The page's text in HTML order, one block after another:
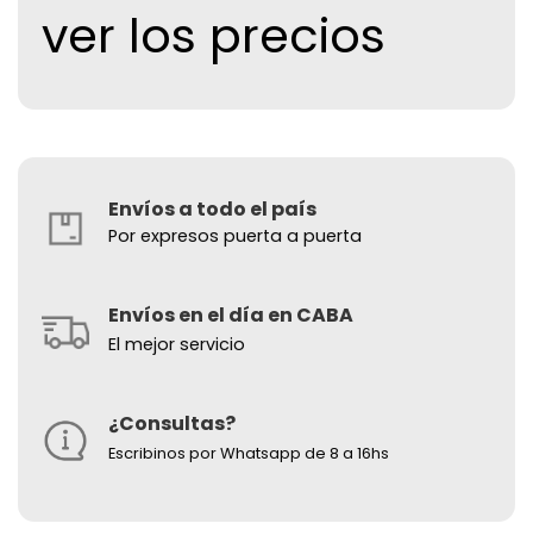
ver los precios
Envíos a todo el país
Por expresos puerta a puerta
Envíos en el día en CABA
El mejor servicio
¿Consultas?
Escribinos por Whatsapp de 8 a 16hs